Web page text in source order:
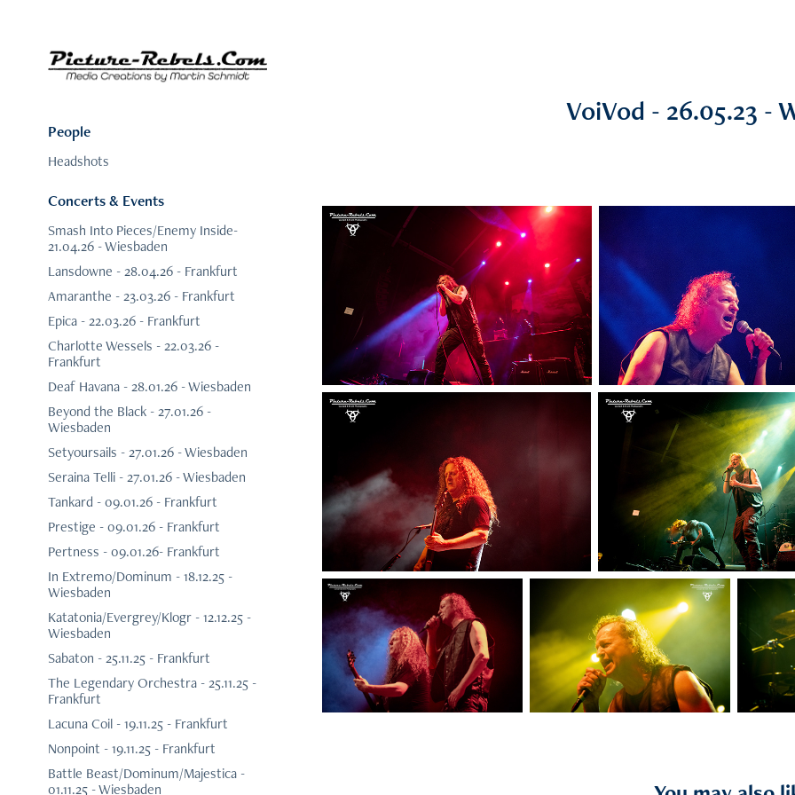
People
Headshots
Concerts & Events
Smash Into Pieces/Enemy Inside-
21.04.26 - Wiesbaden
Lansdowne - 28.04.26 - Frankfurt
Amaranthe - 23.03.26 - Frankfurt
Epica - 22.03.26 - Frankfurt
Charlotte Wessels - 22.03.26 -
Frankfurt
Deaf Havana - 28.01.26 - Wiesbaden
Beyond the Black - 27.01.26 -
Wiesbaden
Setyoursails - 27.01.26 - Wiesbaden
Seraina Telli - 27.01.26 - Wiesbaden
Tankard - 09.01.26 - Frankfurt
Prestige - 09.01.26 - Frankfurt
Pertness - 09.01.26- Frankfurt
In Extremo/Dominum - 18.12.25 -
Wiesbaden
Katatonia/Evergrey/Klogr - 12.12.25 -
Wiesbaden
Sabaton - 25.11.25 - Frankfurt
The Legendary Orchestra - 25.11.25 -
Frankfurt
Lacuna Coil - 19.11.25 - Frankfurt
Nonpoint - 19.11.25 - Frankfurt
Battle Beast/Dominum/Majestica -
01.11.25 - Wiesbaden
VoiVod - 26.05.23 -